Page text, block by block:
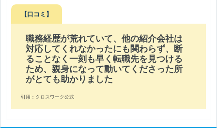
【口コミ】
職務経歴が荒れていて、他の紹介会社は
対応してくれなかったにも関わらず、断
ることなく一刻も早く転職先を見つける
ため、親身になって動いてくださった所
がとても助かりました
引用：クロスワーク公式